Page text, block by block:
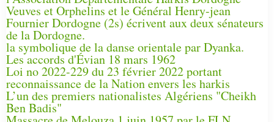
Veuves et Orphelins et le Général Henry-jean
Fournier Dordogne (2s) écrivent aux deux sénateurs
de la Dordogne.
la symbolique de la danse orientale par Dyanka.
Les accords d'Évian 18 mars 1962
Loi no 2022-229 du 23 février 2022 portant
reconnaissance de la Nation envers les harkis
L’un des premiers nationalistes Algériens "Cheikh
Ben Badis"